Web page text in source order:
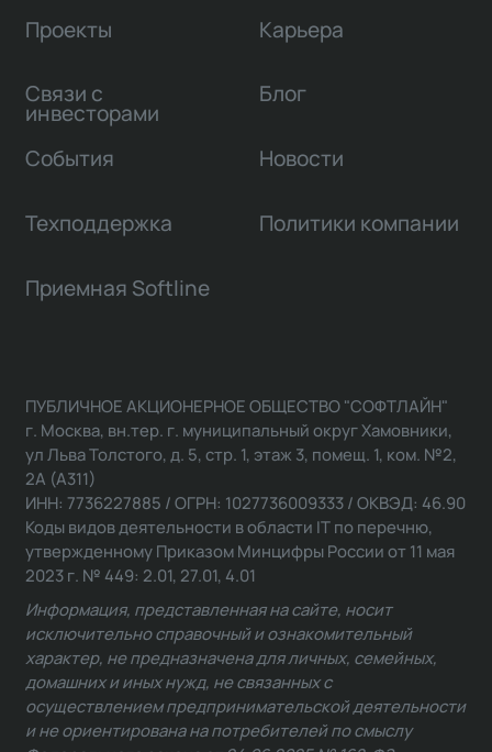
Проекты
Связи с
инвесторами
Карьера
Блог
События Новости
Техподдержка Политики компании
Приемная Softline
ПУБЛИЧНОЕ АКЦИОНЕРНОЕ ОБЩЕСТВО "СОФТЛАЙН"
г. Москва, вн.тер. г. муниципальный округ Хамовники,
ул Льва Толстого, д. 5, стр. 1, этаж 3, помещ. 1, ком. №2,
2А (А311)
ИНН: 7736227885 / ОГРН: 1027736009333 / ОКВЭД: 46.90
Коды видов деятельности в области IT по перечню,
утвержденному Приказом Минцифры России от 11 мая
2023 г. № 449: 2.01, 27.01, 4.01
Информация, представленная на сайте, носит
исключительно справочный и ознакомительный
характер, не предназначена для личных, семейных,
домашних и иных нужд, не связанных с
осуществлением предпринимательской деятельности
и не ориентирована на потребителей по смыслу